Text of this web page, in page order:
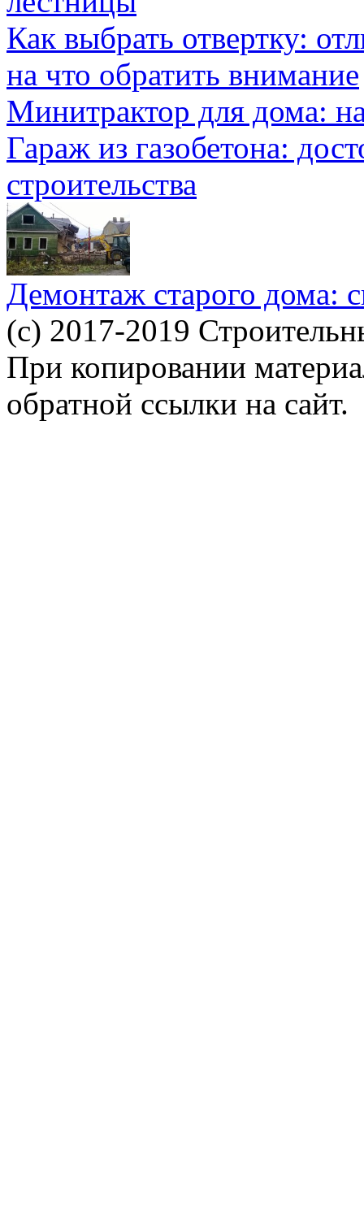
Как выбрать отвертку:
на что обратить внимание
Минитрактор для дома:
Гараж из газобетона:
строительства
Демонтаж старого дома:
(c) 2017-2019
При копировании
обратной ссылки на сайт.